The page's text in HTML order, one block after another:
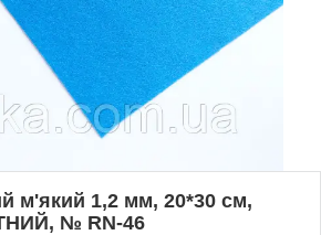
м'який 1,2 мм, 20*30 см,
№ RN-46